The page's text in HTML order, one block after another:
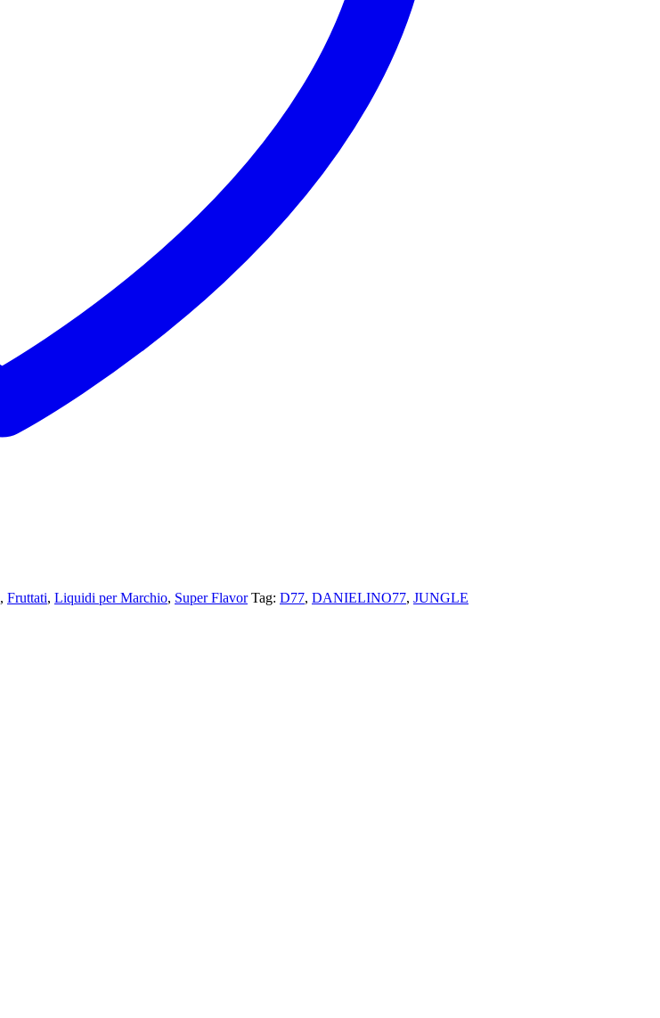
, Fruttati, Liquidi per Marchio, Super Flavor Tag: D77, DANIELINO77, JUNGLE